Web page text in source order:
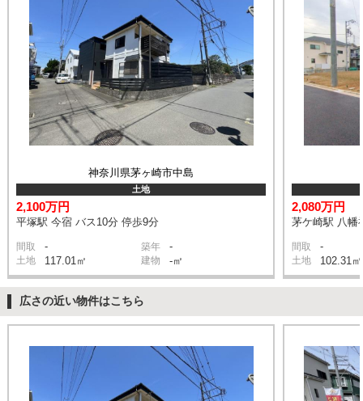
神奈川県茅ヶ崎市中島
土地
2,100万円
平塚駅 今宿 バス10分 停歩9分
間取 - 築年 -
土地 117.01㎡ 建物 -㎡
2,080万円
茅ケ崎駅 八幡
間取 -
土地 102.31㎡
広さの近い物件はこちら